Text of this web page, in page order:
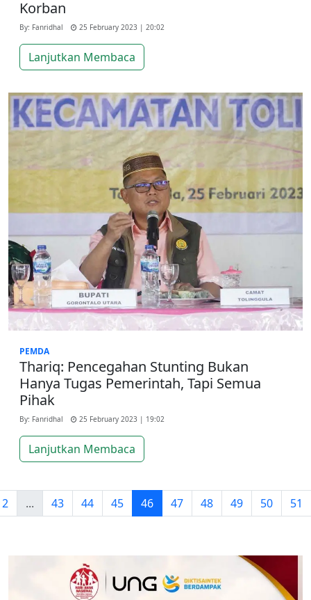
Korban
By: Fanridhal 25 February 2023 | 20:02
Lanjutkan Membaca
PEMDA
Thariq: Pencegahan Stunting Bukan
Hanya Tugas Pemerintah, Tapi Semua
Pihak
By: Fanridhal 25 February 2023 | 19:02
Lanjutkan Membaca
2 ... 43 44 45 46 47 48 49 50 51